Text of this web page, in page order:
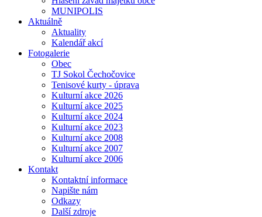
MUNIPOLIS
Aktuálně
Aktuality
Kalendář akcí
Fotogalerie
Obec
TJ Sokol Čechočovice
Tenisové kurty - úprava
Kulturní akce 2026
Kulturní akce 2025
Kulturní akce 2024
Kulturní akce 2023
Kulturní akce 2008
Kulturní akce 2007
Kulturní akce 2006
Kontakt
Kontaktní informace
Napište nám
Odkazy
Další zdroje